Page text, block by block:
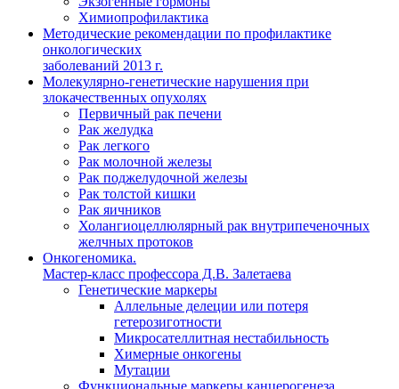
Химиопрофилактика
Методические рекомендации по профилактике
онкологических
заболеваний 2013 г.
Молекулярно-генетические нарушения при
злокачественных опухолях
Первичный рак печени
Рак желудка
Рак легкого
Рак молочной железы
Рак поджелудочной железы
Рак толстой кишки
Рак яичников
Холангиоцеллюлярный рак внутрипеченочных
желчных протоков
Онкогеномика.
Мастер-класс профессора Д.В. Залетаева
Генетические маркеры
Аллельные делеции или потеря
гетерозиготности
Микросателлитная нестабильность
Химерные онкогены
Мутации
Функциональные маркеры канцерогенеза